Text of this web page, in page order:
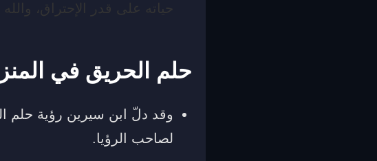
حياته على قدر الإحتراق،
حلم الحريق في
وقد دلّ ابن سيرين رؤية حلم
لصاحب الرؤيا.